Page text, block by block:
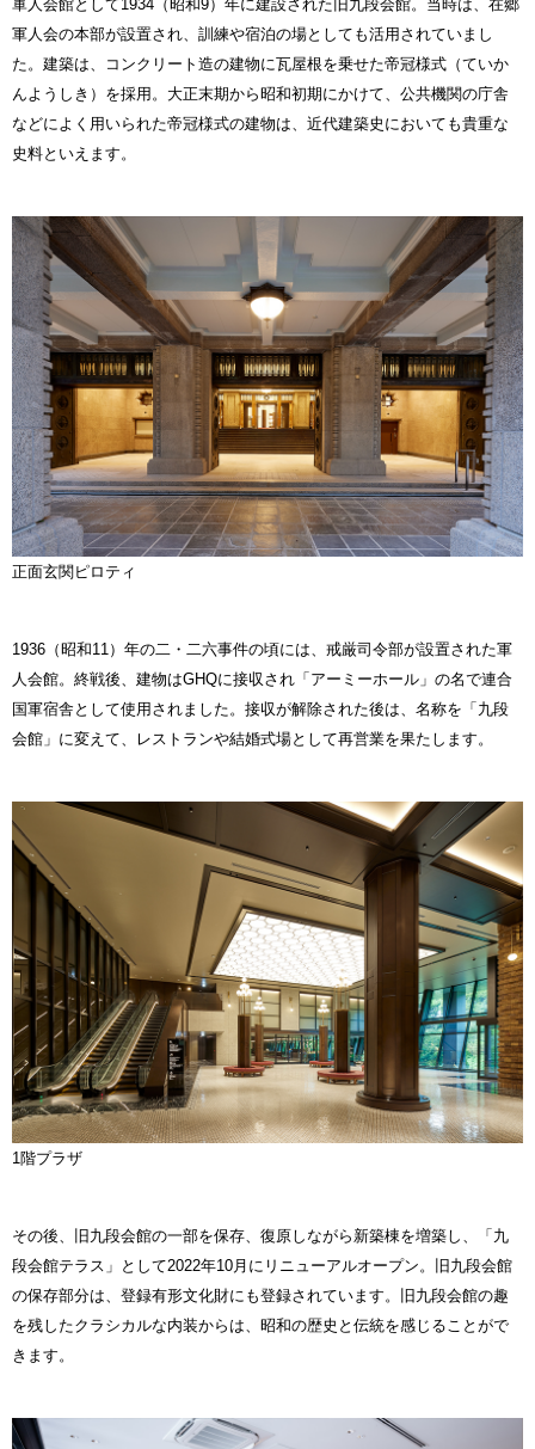
軍人会館として1934（昭和9）年に建設された旧九段会館。当時は、在郷
軍人会の本部が設置され、訓練や宿泊の場としても活用されていまし
た。建築は、コンクリート造の建物に瓦屋根を乗せた帝冠様式（ていか
んようしき）を採用。大正末期から昭和初期にかけて、公共機関の庁舎
などによく用いられた帝冠様式の建物は、近代建築史においても貴重な
史料といえます。
正面玄関ピロティ
1936（昭和11）年の二・二六事件の頃には、戒厳司令部が設置された軍
人会館。終戦後、建物はGHQに接収され「アーミーホール」の名で連合
国軍宿舎として使用されました。接収が解除された後は、名称を「九段
会館」に変えて、レストランや結婚式場として再営業を果たします。
1階プラザ
その後、旧九段会館の一部を保存、復原しながら新築棟を増築し、「九
段会館テラス」として2022年10月にリニューアルオープン。旧九段会館
の保存部分は、登録有形文化財にも登録されています。旧九段会館の趣
を残したクラシカルな内装からは、昭和の歴史と伝統を感じることがで
きます。